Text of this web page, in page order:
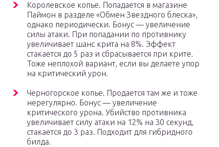
Королевское копье. Попадается в магазине
Паймон в разделе «Обмен Звездного блеска»,
однако периодически. Бонус — увеличение
силы атаки. При попадании по противнику
увеличивает шанс крита на 8%. Эффект
стакается до 5 раз и сбрасывается при крите.
Тоже неплохой вариант, если вы делаете упор
на критический урон.
Черногорское копье. Продается там же и тоже
нерегулярно. Бонус — увеличение
критического урона. Убийство противника
увеличивает силу атаки на 12% на 30 секунд,
стакается до 3 раз. Подходит для гибридного
билда.